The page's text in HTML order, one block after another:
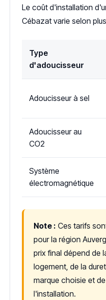
Le coût d'installation
Cébazat varie selon
Type
d'adoucisseur
Adoucisseur à sel
Adoucisseur au
CO2
Système
électromagnétique
Note : Ces tarifs
pour la région
prix final dépend de
logement, de la
marque choisie et
l'installation.